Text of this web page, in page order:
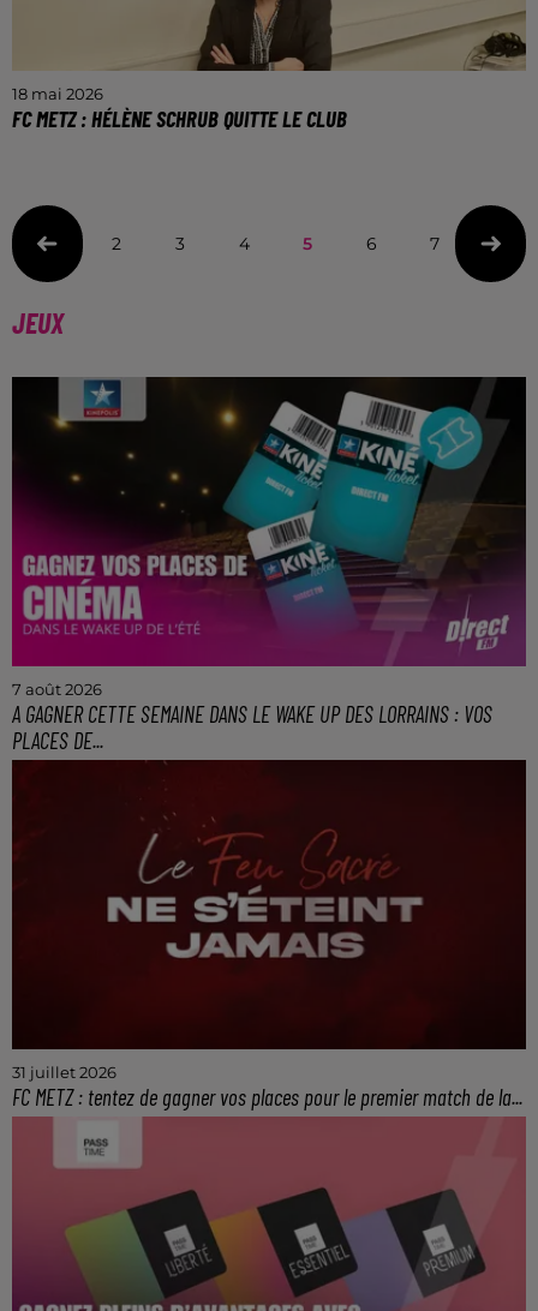
18 mai 2026
FC METZ : HÉLÈNE SCHRUB QUITTE LE CLUB
envers Hélène pour tout ce qu'elle a apporté au club.
2 3 4 5 6 7 8
JEUX
7 août 2026
A GAGNER CETTE SEMAINE DANS LE WAKE UP DES LORRAINS : VOS
PLACES DE...
Gagnez vos 4 places de ciné entre 7h et 10h tous les
31 juillet 2026
FC METZ : tentez de gagner vos places pour le premier match de la...
Le samedi 8 août à 20h45 au stade Saint-
Symphorien.